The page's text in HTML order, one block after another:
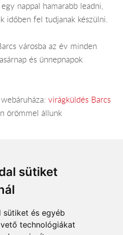
sütiket
sütiket és egyéb
technológiákat
nappal hamarabb leadni,
időben fel tudjanak készülni.
városba az év minden
és ünnepnapok
virágküldés Barcs
örömmel állunk